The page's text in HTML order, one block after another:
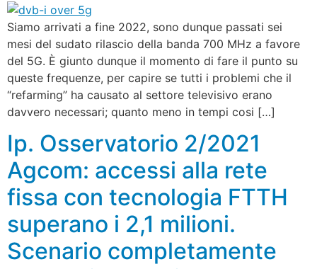
Siamo arrivati a fine 2022, sono dunque passati sei
mesi del sudato rilascio della banda 700 MHz a favore
del 5G. È giunto dunque il momento di fare il punto su
queste frequenze, per capire se tutti i problemi che il
“refarming” ha causato al settore televisivo erano
davvero necessari; quanto meno in tempi cosi […]
Ip. Osservatorio 2/2021
Agcom: accessi alla rete
fissa con tecnologia FTTH
superano i 2,1 milioni.
Scenario completamente